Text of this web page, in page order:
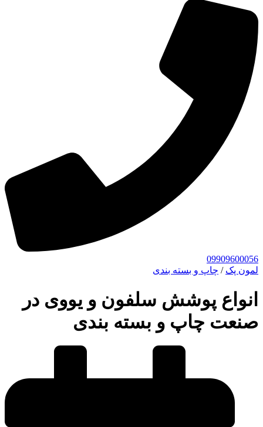
09909600056
لمون پک / چاپ و بسته بندی
انواع پوشش سلفون و یووی در
صنعت چاپ و بسته بندی